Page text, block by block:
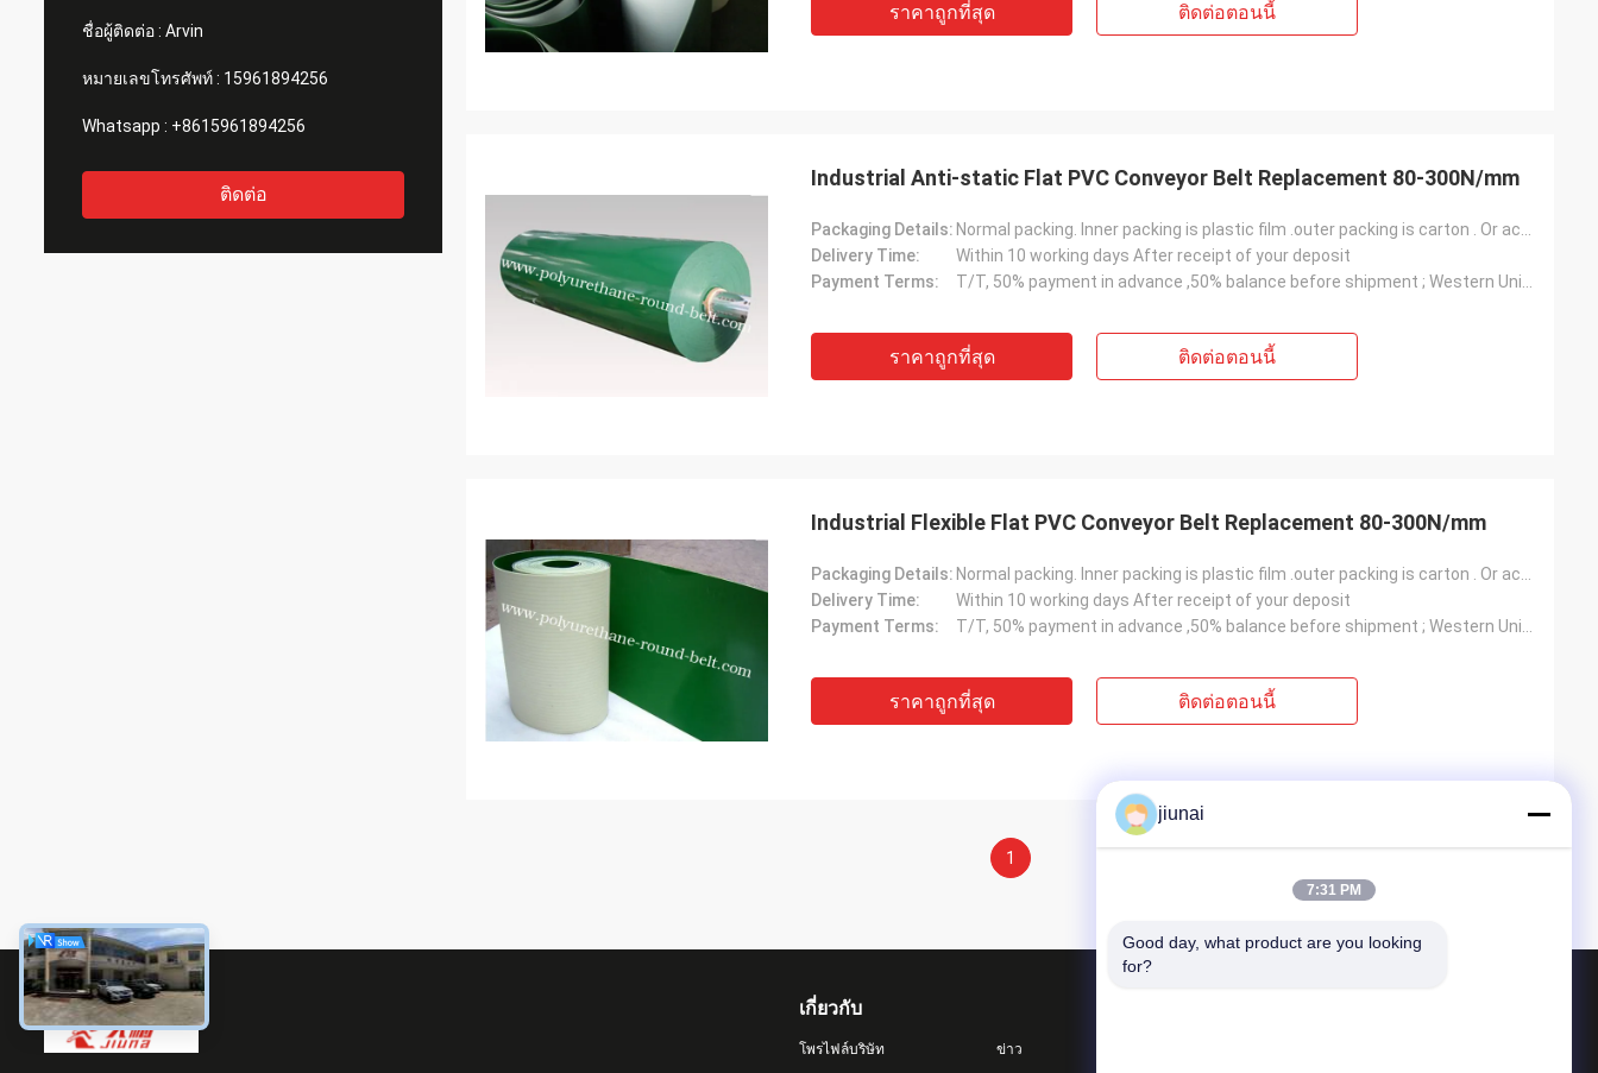
ชื่อผู้ติดต่อ : Arvin
หมายเลขโทรศัพท์ : 15961894256
Whatsapp : +8615961894256
ติดต่อ
ราคาถูกที่สุด ติดต่อตอนนี้
Industrial Anti-static Flat PVC Conveyor Belt Replacement 80-300N/mm
Packaging Details:
Delivery Time:
Within 10 working days After receipt of your deposit
Payment Terms:
ราคาถูกที่สุด ติดต่อตอนนี้
Industrial Flexible Flat PVC Conveyor Belt Replacement 80-300N/mm
Packaging Details:
Delivery Time:
Within 10 working days After receipt of your deposit
Payment Terms:
ราคาถูกที่สุด ติดต่อตอนนี้
1
เกี่ยวกับ
โพรไฟล์บริษัท ข่าว
jiunai
7:31 PM
Good day, what product are you looking
for?